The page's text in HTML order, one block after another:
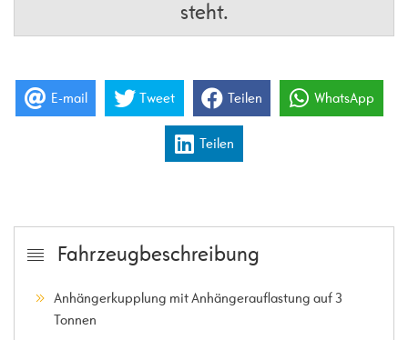
steht.
E-mail Tweet Teilen WhatsApp
Teilen
Fahrzeugbeschreibung
Anhängerkupplung mit Anhängerauflastung auf 3
Tonnen